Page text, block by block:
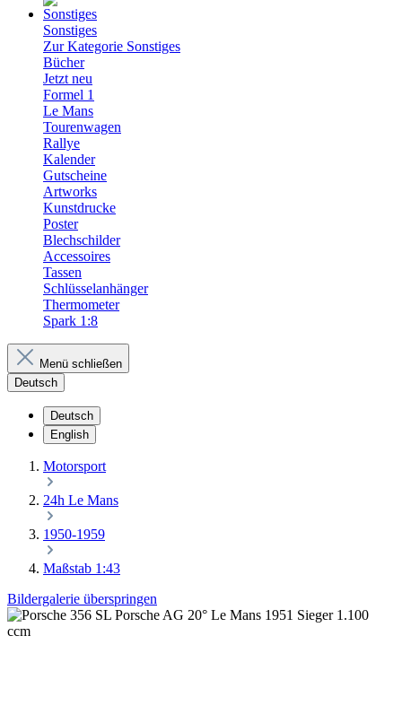
Sonstiges
Zur Kategorie Sonstiges
Bücher
Jetzt neu
Formel 1
Le Mans
Tourenwagen
Rallye
Kalender
Gutscheine
Artworks
Kunstdrucke
Poster
Blechschilder
Accessoires
Tassen
Schlüsselanhänger
Thermometer
Spark 1:8
Menü schließen
Deutsch
Deutsch
English
Motorsport
24h Le Mans
1950-1959
Maßstab 1:43
Bildergalerie überspringen